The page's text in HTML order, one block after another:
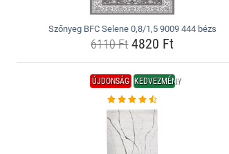
Szőnyeg BFC Selene 0,8/1,5 9009 444 bézs
6110 Ft4820 Ft
ÚJDONSÁG KEDVEZMÉNY